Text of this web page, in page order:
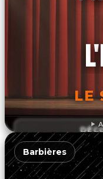
LE
Barbières